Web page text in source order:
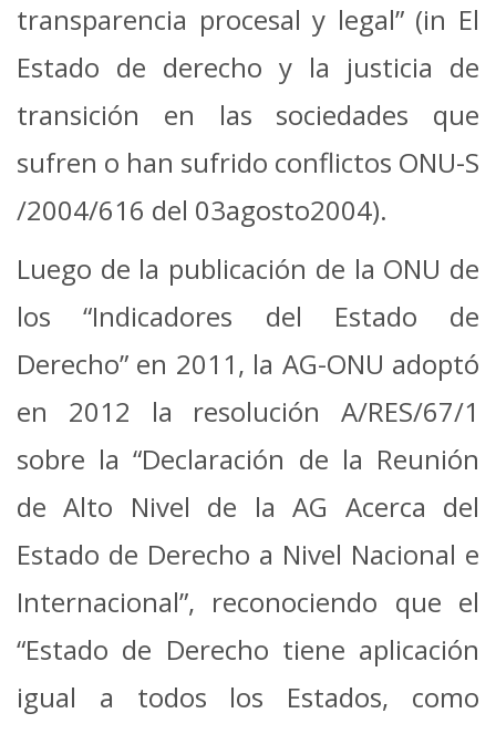
transparencia procesal y legal” (in El
Estado de derecho y la justicia de
transición en las sociedades que
sufren o han sufrido conflictos ONU-S
/2004/616 del 03agosto2004).
Luego de la publicación de la ONU de
los “Indicadores del Estado de
Derecho” en 2011, la AG-ONU adoptó
en 2012 la resolución A/RES/67/1
sobre la “Declaración de la Reunión
de Alto Nivel de la AG Acerca del
Estado de Derecho a Nivel Nacional e
Internacional”, reconociendo que el
“Estado de Derecho tiene aplicación
igual a todos los Estados, como